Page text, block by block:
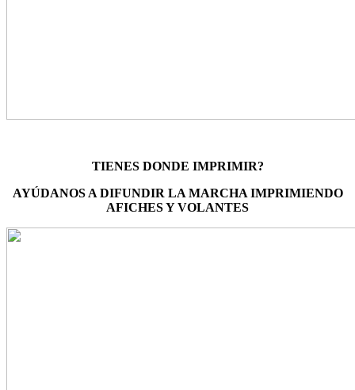
TIENES DONDE IMPRIMIR?
AYÚDANOS A DIFUNDIR LA MARCHA IMPRIMIENDO
AFICHES Y VOLANTES